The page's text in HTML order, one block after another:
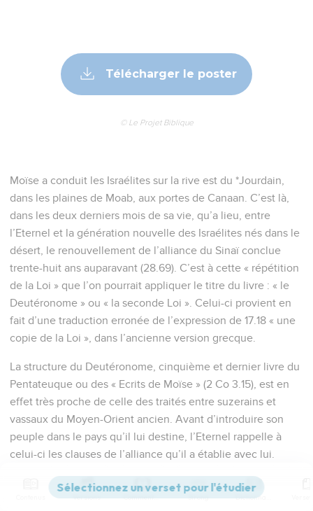
Télécharger le poster
© Le Projet Biblique
Moïse a conduit les Israélites sur la rive est du *Jourdain,
dans les plaines de Moab, aux portes de Canaan. C’est là,
dans les deux derniers mois de sa vie, qu’a lieu, entre
l’Eternel et la génération nouvelle des Israélites nés dans le
désert, le renouvellement de l’alliance du Sinaï conclue
trente-huit ans auparavant (28.69). C’est à cette « répétition
de la Loi » que l’on pourrait appliquer le titre du livre : « le
Deutéronome » ou « la seconde Loi ». Celui-ci provient en
fait d’une traduction erronée de l’expression de 17.18 « une
copie de la Loi », dans l’ancienne version grecque.
La structure du Deutéronome, cinquième et dernier livre du
Pentateuque ou des « Ecrits de Moïse » (2 Co 3.15), est en
effet très proche de celle des traités entre suzerains et
vassaux du Moyen-Orient ancien. Avant d’introduire son
peuple dans le pays qu’il lui destine, l’Eternel rappelle à
celui-ci les clauses de l’alliance qu’il a établie avec lui.
Après le préambule (1.1-5) vient le prologue historique (1.6 à
4.43). Moïse y retrace les événements essentiels des
Versions Commentaires Strong